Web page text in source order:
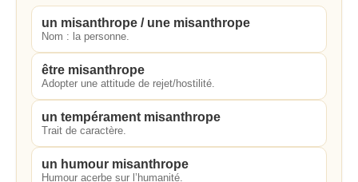
un misanthrope / une misanthrope
Nom : la personne.
être misanthrope
Adopter une attitude de rejet/hostilité.
un tempérament misanthrope
Trait de caractère.
un humour misanthrope
Humour acerbe sur l’humanité.